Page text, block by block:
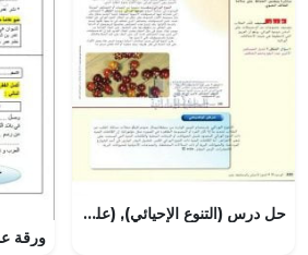
حل درس (التنوع الإحيائي), (علوم) التاسع العام